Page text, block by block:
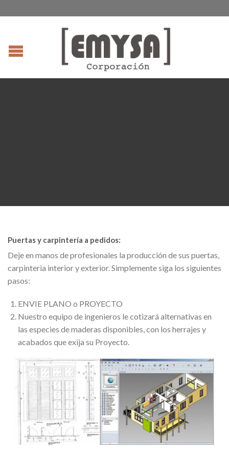
Puertas y carpintería a pedidos:
Deje en manos de profesionales la producción de sus puertas,
carpinteria interior y exterior. Simplemente siga los siguientes
pasos:
ENVIE PLANO o PROYECTO
Nuestro equipo de ingenieros le cotizará alternativas en
las especies de maderas disponibles, con los herrajes y
acabados que exija su Proyecto.